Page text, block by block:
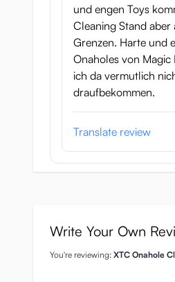
und engen Toys
Cleaning Stand aber
Grenzen. Harte und
Onaholes von Magic
ich da vermutlich
draufbekommen.
Translate review
Write Your Own
You're reviewing: XTC Onahole